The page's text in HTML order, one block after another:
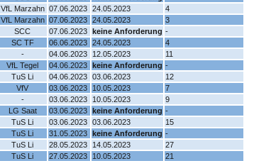
VfL Marzahn 07.06.2023 24.05.2023
4
VfL Marzahn 07.06.2023 24.05.2023
3
SCC 07.06.2023 keine Anforderung -
SC TF 06.06.2023 24.05.2023
4
- 04.06.2023 12.05.2023
11
VfL Tegel 04.06.2023 keine Anforderung -
TuS Li 04.06.2023 03.06.2023
12
VfV 03.06.2023 10.05.2023
7
- 03.06.2023 10.05.2023
9
LG Saat 03.06.2023 keine Anforderung -
TuS Li 03.06.2023 03.06.2023
15
TuS Li 31.05.2023 keine Anforderung -
TuS Li 28.05.2023 14.05.2023
27
TuS Li 27.05.2023 10.05.2023
21